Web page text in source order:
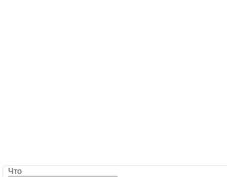
Что